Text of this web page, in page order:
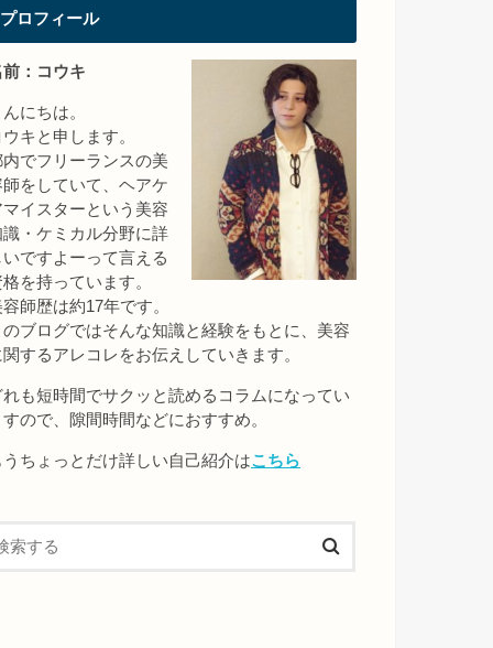
プロフィール
前：コウキ
んにちは。
ウキと申します。
内でフリーランスの美
師をしていて、ヘアケ
マイスターという美容
識・ケミカル分野に詳
いですよーって言える
格を持っています。
容師歴は約17年です。
のブログではそんな知識と経験をもとに、美容
関するアレコレをお伝えしていきます。
れも短時間でサクッと読めるコラムになってい
すので、隙間時間などにおすすめ。
うちょっとだけ詳しい自己紹介はこちら